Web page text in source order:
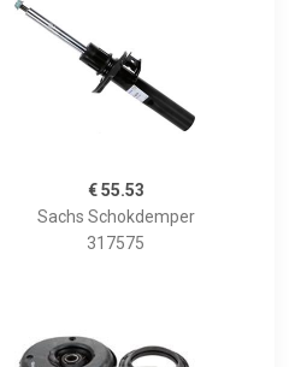
€ 55.53
Sachs Schokdemper
317575